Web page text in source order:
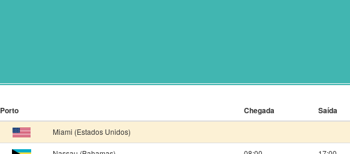
Porto Chegada Saída
Miami (Estados Unidos)